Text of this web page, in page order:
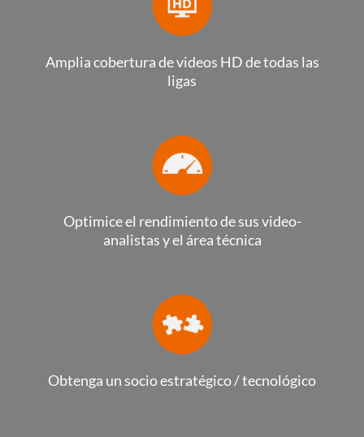
Amplia cobertura de videos HD de todas las
ligas
Optimice el rendimiento de sus video-
analistas y el área técnica
Obtenga un socio estratégico / tecnológico